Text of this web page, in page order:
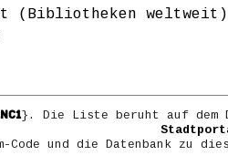
(Bibliotheken weltweit)
}. Die Liste beruht auf dem
Code und die Datenbank zu